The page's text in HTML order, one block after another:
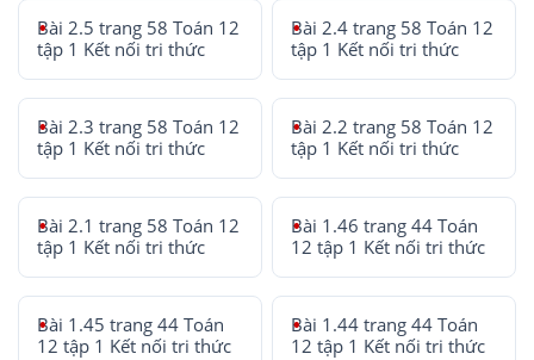
Bài 2.5 trang 58 Toán 12
tập 1 Kết nối tri thức
Bài 2.4 trang 58 Toán 12
tập 1 Kết nối tri thức
Bài 2.3 trang 58 Toán 12
tập 1 Kết nối tri thức
Bài 2.2 trang 58 Toán 12
tập 1 Kết nối tri thức
Bài 2.1 trang 58 Toán 12
tập 1 Kết nối tri thức
Bài 1.46 trang 44 Toán
12 tập 1 Kết nối tri thức
Bài 1.45 trang 44 Toán
12 tập 1 Kết nối tri thức
Bài 1.44 trang 44 Toán
12 tập 1 Kết nối tri thức